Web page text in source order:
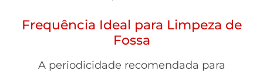
Frequência Ideal para Limpeza de
Fossa
A periodicidade recomendada para